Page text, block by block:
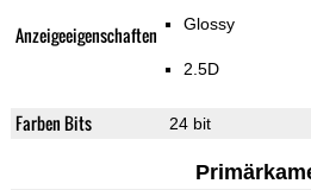
Anzeigeeigenschaften Glossy
2.5D
Farben Bits 24 bit